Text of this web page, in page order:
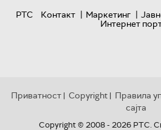
РТС
Контакт | Маркетинг |
Интернет
Приватност | Copyright | Правила
сајта
Copyright © 2008 - 2026 РТС.